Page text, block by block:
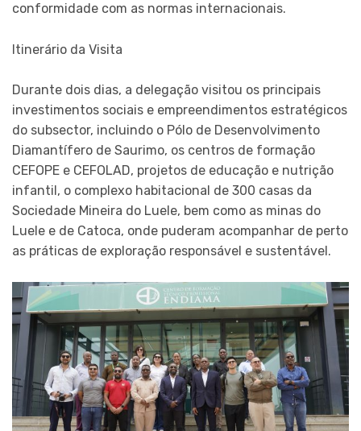
conformidade com as normas internacionais.
Itinerário da Visita
Durante dois dias, a delegação visitou os principais
investimentos sociais e empreendimentos estratégicos
do subsector, incluindo o Pólo de Desenvolvimento
Diamantífero de Saurimo, os centros de formação
CEFOPE e CEFOLAD, projetos de educação e nutrição
infantil, o complexo habitacional de 300 casas da
Sociedade Mineira do Luele, bem como as minas do
Luele e de Catoca, onde puderam acompanhar de perto
as práticas de exploração responsável e sustentável.